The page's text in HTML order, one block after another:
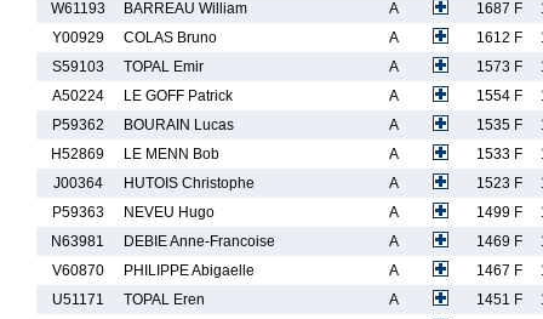
W61193
BARREAU William A 1687 F
Y00929
COLAS Bruno A 1612 F
S59103
TOPAL Emir A 1573 F
A50224
LE GOFF Patrick A 1554 F
P59362
BOURAIN Lucas A 1535 F
H52869
LE MENN Bob A 1533 F
J00364
HUTOIS Christophe A 1523 F
P59363
NEVEU Hugo A 1499 F
N63981
DEBIE Anne-Francoise A 1469 F
V60870
PHILIPPE Abigaelle A 1467 F
U51171
TOPAL Eren A 1451 F